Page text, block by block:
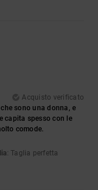
Acquisto verificato
sono una donna, e
capita spesso con le
comode.
: Taglia perfetta